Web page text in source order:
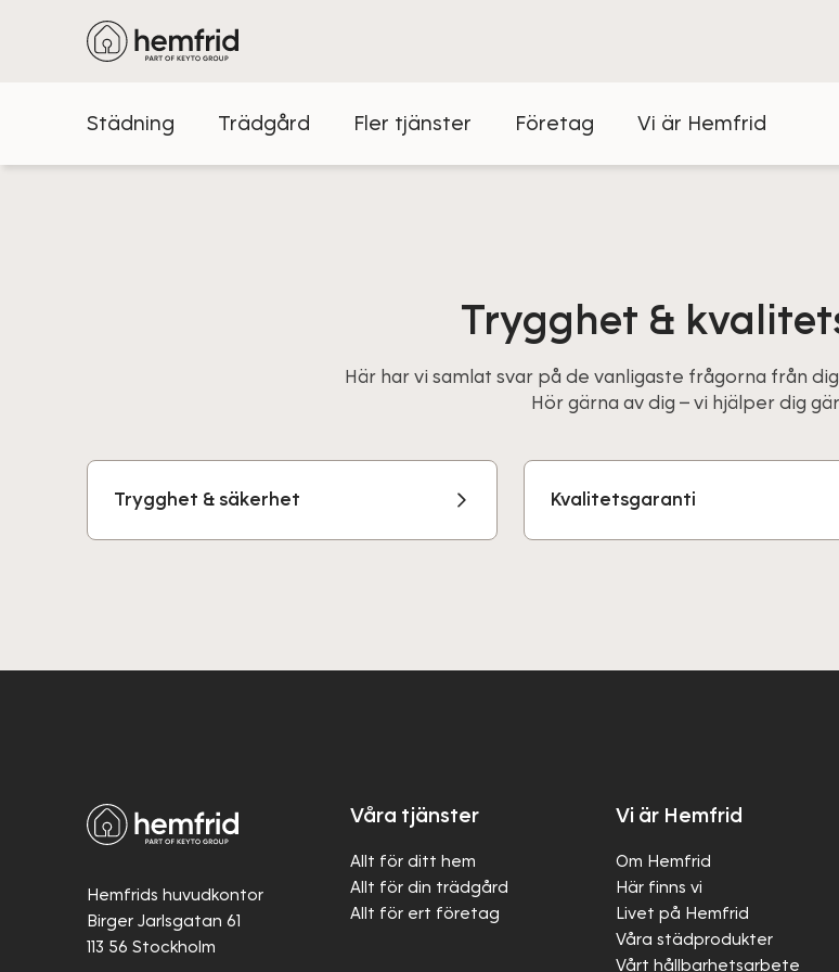
Städning Trädgård Fler tjänster Företag Vi är Hemfrid
Trygghet &
Här har vi samlat svar på de vanligaste frågorna från
Hör gärna av dig – vi hjälper dig
Trygghet & säkerhet Kvalitetsgaranti
Hemfrids huvudkontor
Birger Jarlsgatan 61
113 56 Stockholm
Våra tjänster
Allt för ditt hem
Allt för din trädgård
Allt för ert företag
Vi är Hemfrid
Om Hemfrid
Här finns vi
Livet på Hemfrid
Våra städprodukter
Vårt hållbarhetsarbete